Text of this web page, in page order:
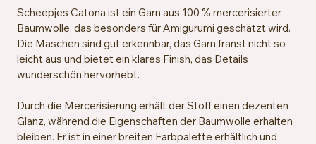
Scheepjes Catona ist ein Garn aus 100 % mercerisierter
Baumwolle, das besonders für Amigurumi geschätzt wird.
Die Maschen sind gut erkennbar, das Garn franst nicht so
leicht aus und bietet ein klares Finish, das Details
wunderschön hervorhebt.
Durch die Mercerisierung erhält der Stoff einen dezenten
Glanz, während die Eigenschaften der Baumwolle erhalten
bleiben. Er ist in einer breiten Farbpalette erhältlich und